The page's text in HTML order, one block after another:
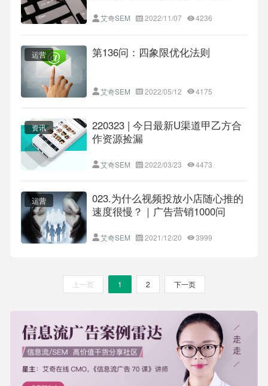
艾奇SEM 2022/11/07 4236
运营 第136问：四象限优化法则
艾奇SEM 2022/05/12 4175
资讯
220323 | 今日最新U渠道甲乙方合
作资源捡漏
艾奇SEM 2022/03/23 4473
运营
​023.为什么视频投放小店随心推的
速度很慢？｜广告营销1000问
艾奇SEM 2021/12/20 3999
上一页 1 2 下一页